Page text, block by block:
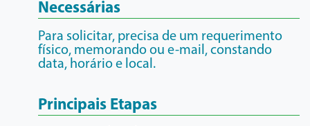
Necessárias
Para solicitar, precisa de um requerimento
físico, memorando ou e-mail, constando
data, horário e local.
Principais Etapas